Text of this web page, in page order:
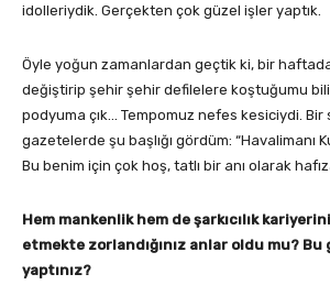
idolleriydik. Gerçekten çok güzel işler yaptık.
Öyle yoğun zamanlardan geçtik ki, bir
değiştirip şehir şehir defilelere koştuğumu
podyuma çık… Tempomuz nefes kesiciydi. Bir
gazetelerde şu başlığı gördüm: “Havalimanı
Bu benim için çok hoş, tatlı bir anı olarak
Hem mankenlik hem de şarkıcılık
etmekte zorlandığınız anlar oldu mu? Bu
yaptınız?